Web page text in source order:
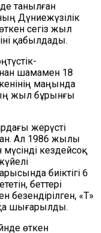
танылған
Дүниежүзілік
өткен сегіз жыл
қабылдады.
шамамен 18
маңында
жыл бұрынғы
жерүсті
Ал 1986 жылы
кездейсоқ
биіктігі 6
беттері
безендірілген, «Т»
шығарылды.
өткен